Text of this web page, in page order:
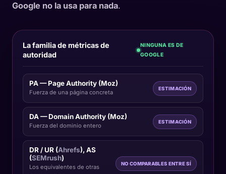
Google no la usa para nada.
La familia de métricas de
autoridad
NINGUNA ES DE
GOOGLE
PA — Page Authority (Moz)
Fuerza de una página concreta
ESTIMACIÓN
DA — Domain Authority (Moz)
Fuerza del dominio entero
ESTIMACIÓN
DR / UR (Ahrefs), AS
(SEMrush)
Los equivalentes de otras
NO COMPARABLES ENTRE SÍ